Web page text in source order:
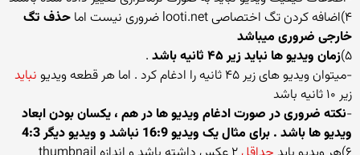
۴)اضافه کردن تگ اختصاصی looti.net ضروری نیست اما
حذف تگ
خارجی ضروری میباشد
۵) زمان ویدیو ها نباید زیر ۴۵ ثانیه باشد
.
-میتوان ویدیو های زیر ۴۵ ثانیه را ادغام کرد . اما هر قطعه ویدیو
نباید
زیر ۱۰ ثانیه باشد
-نکته ضروری در صورت ادغام ویدیو ها در هم ، یکسان بودن ابعاد
ویدیو ها باشد . برای مثال یک ویدیو 16:9 نباشد و ویدیو دیگر 4:3